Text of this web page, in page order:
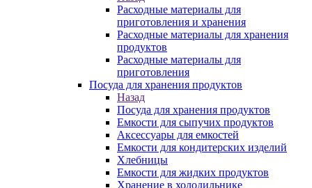
Расходные материалы для
приготовления и хранения
Расходные материалы для хранения
продуктов
Расходные материалы для
приготовления
Посуда для хранения продуктов
Назад
Посуда для хранения продуктов
Емкости для сыпучих продуктов
Аксессуары для емкостей
Емкости для кондитерских изделий
Хлебницы
Емкости для жидких продуктов
Хранение в холодильнике